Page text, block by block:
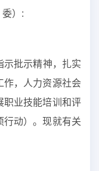
）:
批示精神，扎实
作，人力资源社会
职业技能培训和评
行动）。现就有关